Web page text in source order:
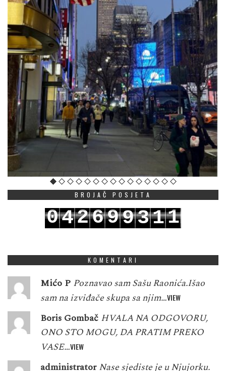
BROJAČ POSJETA
042699311
KOMENTARI
Mićo P Poznavao sam Sašu Raonića.Išao
sam na izviđače skupa sa njim…VIEW
Boris Gombač HVALA NA ODGOVORU,
ONO STO MOGU, DA PRATIM PREKO
VASE…VIEW
administrator Nase sjediste je u Njujorku.